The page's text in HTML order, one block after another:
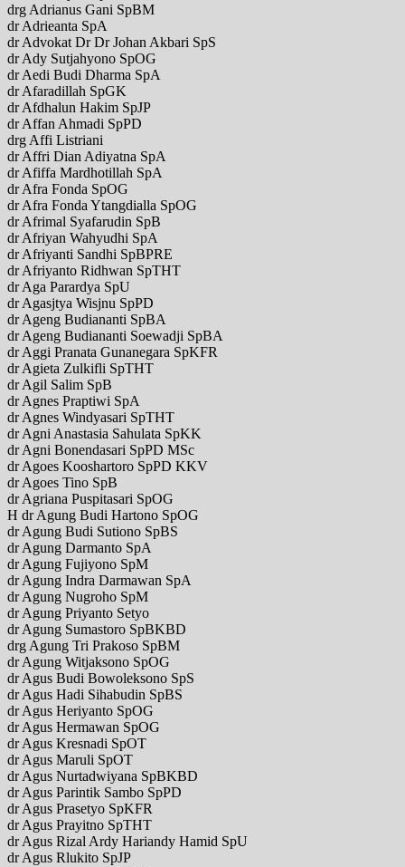
drg Adrianus Gani SpBM
dr Adrieanta SpA
dr Advokat Dr Dr Johan Akbari SpS
dr Ady Sutjahyono SpOG
dr Aedi Budi Dharma SpA
dr Afaradillah SpGK
dr Afdhalun Hakim SpJP
dr Affan Ahmadi SpPD
drg Affi Listriani
dr Affri Dian Adiyatna SpA
dr Afiffa Mardhotillah SpA
dr Afra Fonda SpOG
dr Afra Fonda Ytangdialla SpOG
dr Afrimal Syafarudin SpB
dr Afriyan Wahyudhi SpA
dr Afriyanti Sandhi SpBPRE
dr Afriyanto Ridhwan SpTHT
dr Aga Parardya SpU
dr Agasjtya Wisjnu SpPD
dr Ageng Budiananti SpBA
dr Ageng Budiananti Soewadji SpBA
dr Aggi Pranata Gunanegara SpKFR
dr Agieta Zulkifli SpTHT
dr Agil Salim SpB
dr Agnes Praptiwi SpA
dr Agnes Windyasari SpTHT
dr Agni Anastasia Sahulata SpKK
dr Agni Bonendasari SpPD MSc
dr Agoes Kooshartoro SpPD KKV
dr Agoes Tino SpB
dr Agriana Puspitasari SpOG
H dr Agung Budi Hartono SpOG
dr Agung Budi Sutiono SpBS
dr Agung Darmanto SpA
dr Agung Fujiyono SpM
dr Agung Indra Darmawan SpA
dr Agung Nugroho SpM
dr Agung Priyanto Setyo
dr Agung Sumastoro SpBKBD
drg Agung Tri Prakoso SpBM
dr Agung Witjaksono SpOG
dr Agus Budi Bowoleksono SpS
dr Agus Hadi Sihabudin SpBS
dr Agus Heriyanto SpOG
dr Agus Hermawan SpOG
dr Agus Kresnadi SpOT
dr Agus Maruli SpOT
dr Agus Nurtadwiyana SpBKBD
dr Agus Parintik Sambo SpPD
dr Agus Prasetyo SpKFR
dr Agus Prayitno SpTHT
dr Agus Rizal Ardy Hariandy Hamid SpU
dr Agus Rlukito SpJP